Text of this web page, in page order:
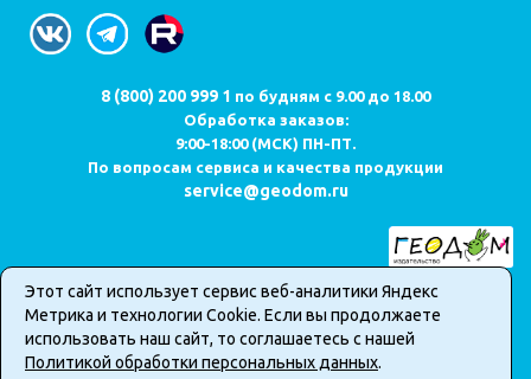
8 (800) 200 999 1 по будням с 9.00 до 18.00
Обработка заказов:
9:00-18:00 (МСК) ПН-ПТ.
По вопросам сервиса и качества продукции
service@geodom.ru
Карта сайта
Публичная оферта о продаже товаров в интернет-магазине
Политика обработки персональных данных
Этот сайт использует сервис веб-аналитики Яндекс
Метрика и технологии Cookie. Если вы продолжаете
использовать наш сайт, то соглашаетесь с нашей
Политикой обработки персональных данных.